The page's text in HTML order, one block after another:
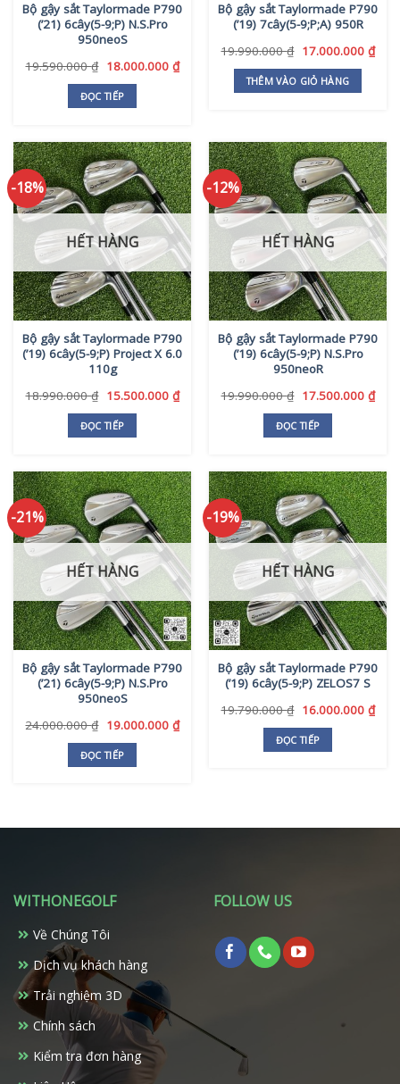
Bộ gậy sắt Taylormade P790
(’21) 6cây(5-9;P) N.S.Pro
950neoS
19.590.000₫ Giá
là:
19.590.000 ₫.
18.000.000 ₫Giá
ĐỌC TIẾP
Bộ gậy sắt Taylormade P790
(’19) 7cây(5-9;P;A) 950R
19.990.000₫ Giá
là:
19.990.000 ₫.
17.000.000 ₫Giá
THÊM VÀO GIỎ HÀNG
-18%
HẾT HÀNG
Bộ gậy sắt Taylormade P790
(’19) 6cây(5-9;P) Project X 6.0
110g
18.990.000₫ Giá
là:
18.990.000 ₫.
15.500.000 ₫Giá
ĐỌC TIẾP
-12%
HẾT HÀNG
Bộ gậy sắt Taylormade P790
(’19) 6cây(5-9;P) N.S.Pro
950neoR
19.990.000₫ Giá
là:
19.990.000 ₫.
17.500.000 ₫Giá
ĐỌC TIẾP
-21%
HẾT HÀNG
Bộ gậy sắt Taylormade P790
(’21) 6cây(5-9;P) N.S.Pro
950neoS
24.000.000₫ Giá
là:
24.000.000 ₫.
19.000.000 ₫Giá
ĐỌC TIẾP
-19%
HẾT HÀNG
Bộ gậy sắt Taylormade P790
(’19) 6cây(5-9;P) ZELOS7 S
19.790.000₫ Giá
là:
19.790.000 ₫.
16.000.000 ₫Giá
ĐỌC TIẾP
WITHONEGOLF
Về Chúng Tôi
Dịch vụ khách hàng
Trải nghiệm 3D
Chính sách
Kiểm tra đơn hàng
FOLLOW US